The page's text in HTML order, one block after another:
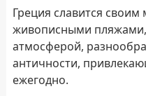
Греция славится
живописными
атмосферой,
античности,
ежегодно.